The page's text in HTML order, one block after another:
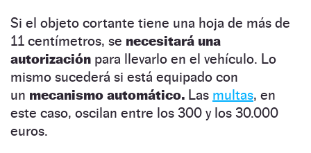
Si el objeto cortante tiene una hoja de más de
11 centímetros, se necesitará una
autorización para llevarlo en el vehículo. Lo
mismo sucederá si está equipado con
un mecanismo automático. Las multas, en
este caso, oscilan entre los 300 y los 30.000
euros.